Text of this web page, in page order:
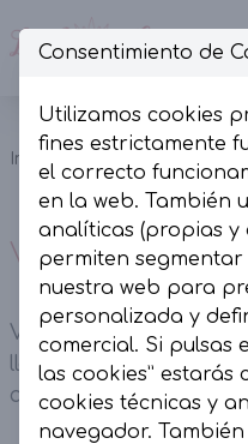
Inicio
Vestido largo
Vestido largo rayas
lleva forro interior y
ajustar.
Consentimiento de
Utilizamos cookies
fines estrictamente
el correcto
en la web. También
analíticas (propias y
permiten segmentar
nuestra web para
personalizada y
comercial. Si pulsas
las cookies” estarás
cookies técnicas y
navegador.